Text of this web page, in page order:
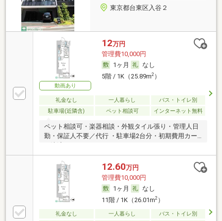
東京都台東区入谷２
動画あり
12万円
管理費10,000円
1ヶ月
なし
5階 / 1K（25.89m2）
礼金なし 一人暮らし
バス・トイレ別
駐車場(近隣含)
ペット相談可 インターネット無料
ペット相談可・楽器相談・外観タイル張り・管理人日
勤・保証人不要／代行 ・駐車場2台分・初期費用カー
12.60万円
管理費10,000円
1ヶ月
なし
11階 / 1K（26.01m2）
礼金なし 一人暮らし
バス・トイレ別